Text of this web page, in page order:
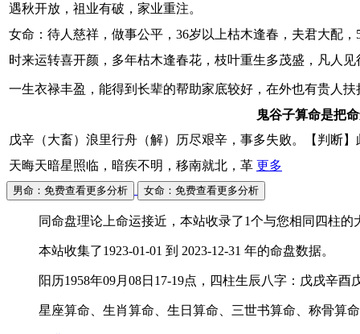
遇秋开放，祖业有破，家业重注。
女命：待人慈祥，做事公平，36岁以上枯木逢春，夫君大配，
时来运转喜开颜，多年枯木逢春花，枝叶重生多茂盛，凡人见
一生衣禄丰盈，能得到长辈的帮助家底较好，在外也有贵人
鬼谷子算命是把
戊辛（大畜）浪里行舟（解）历尽艰辛，事多失败。【判断
天晦天暗星照临，暗疾不明，移南就北，革 更多
男命：免费查看更多分析 女命：免费查看更多分析
同命盘理论上命运接近，本站收录了1个与您相同四柱
本站收集了1923-01-01 到 2023-12-31 年的命盘数据。
阳历1958年09月08日17-19点，四柱生辰八字：戊戌辛
星座算命、生肖算命、生日算命、三世书算命、称骨算